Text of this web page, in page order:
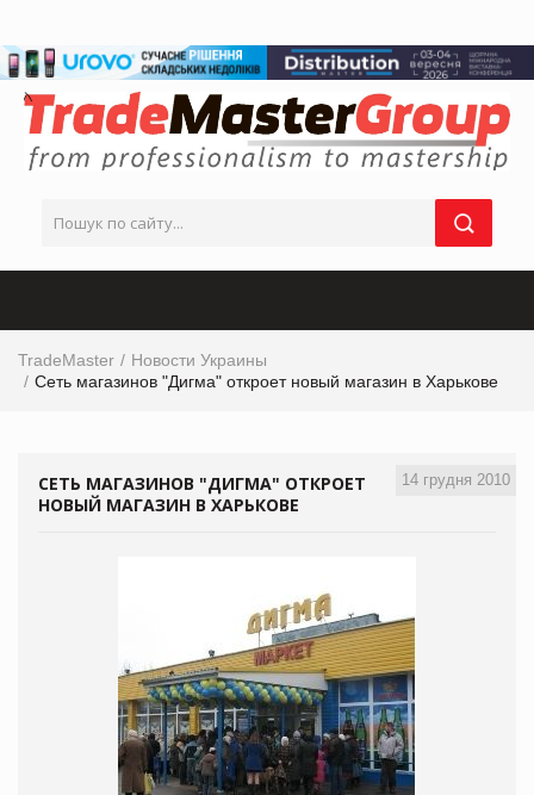
TradeMaster
Новости Украины
Сеть магазинов "Дигма" откроет новый магазин в Харькове
14 грудня 2010
СЕТЬ МАГАЗИНОВ "ДИГМА" ОТКРОЕТ
НОВЫЙ МАГАЗИН В ХАРЬКОВЕ